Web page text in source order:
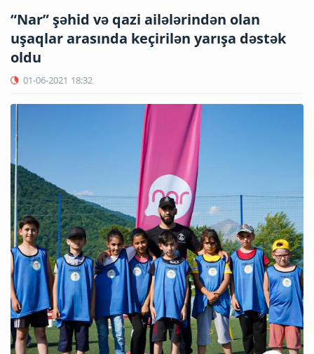
“Nar” şəhid və qazi ailələrindən olan
uşaqlar arasında keçirilən yarışa dəstək
oldu
01-06-2021 18:32